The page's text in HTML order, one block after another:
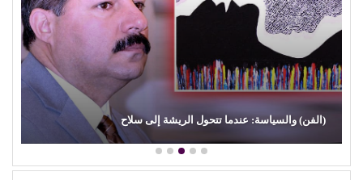
(بعد الليل).. هل يقدم (محمد الشرنوبي) أهم محطة في مشواره
الفني؟